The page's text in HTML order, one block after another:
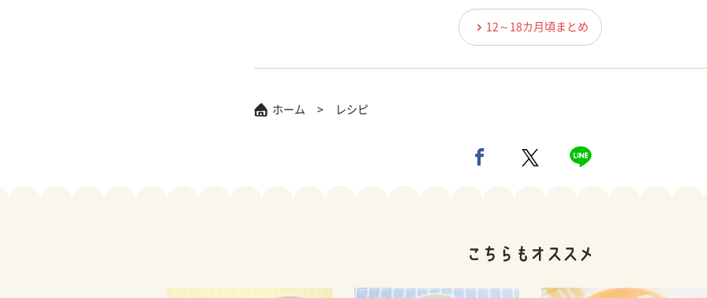
12～18カ月頃まとめ
ホーム レシピ